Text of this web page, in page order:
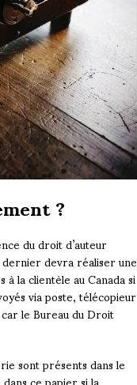
?
du droit d’auteur
devra réaliser une
la clientèle au Canada si
via poste, télécopieur
le Bureau du Droit
sont présents dans le